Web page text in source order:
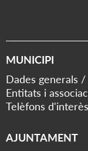
MUNICIPI
Dades generals
Entitats i
Telèfons d'interès
AJUNTAMENT